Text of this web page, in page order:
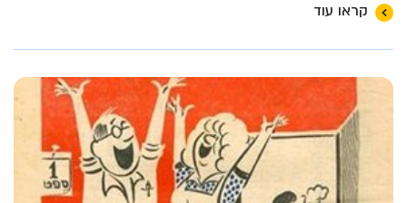
קראו עוד